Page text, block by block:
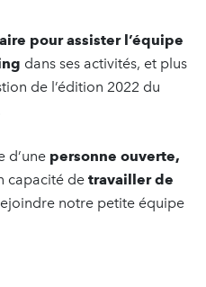
pour assister l’équipe
dans ses activités, et plus
de l’édition 2022 du
d’une personne ouverte,
capacité de travailler de
notre petite équipe